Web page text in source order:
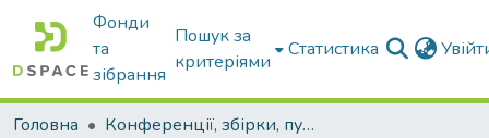
Фонди
та
зібрання
Пошук за
критеріями
Статистика
Головна
Конференції, збірки, публікації молодих вчених і здобувачів : магістрів, бакалаврів, аспірантів.